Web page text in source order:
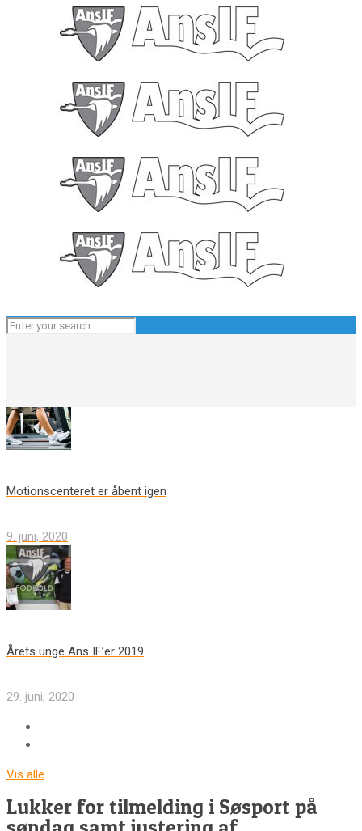
Motionscenteret er åbent igen
9. juni, 2020
Årets unge Ans IF’er 2019
29. juni, 2020
Vis alle
Lukker for tilmelding i Søsport på